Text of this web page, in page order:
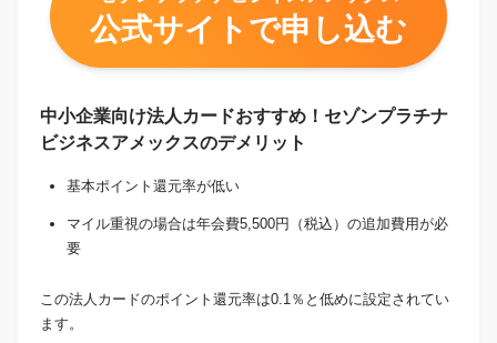
公式サイトで申し込む
中小企業向け法人カードおすすめ！セゾンプラチナ
ビジネスアメックスのデメリット
基本ポイント還元率が低い
マイル重視の場合は年会費5,500円（税込）の追加費用が必
要
この法人カードのポイント還元率は0.1％と低めに設定されてい
ます。